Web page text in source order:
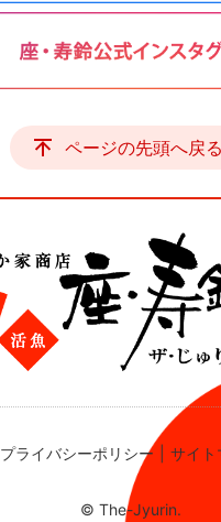
ページの先頭へ戻る
プライバシーポリシー サイト
© The-Jyurin.